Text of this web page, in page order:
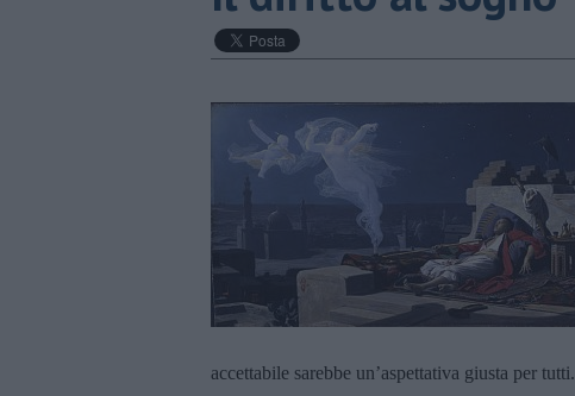
accettabile sarebbe un’aspettativa giusta per tutti.